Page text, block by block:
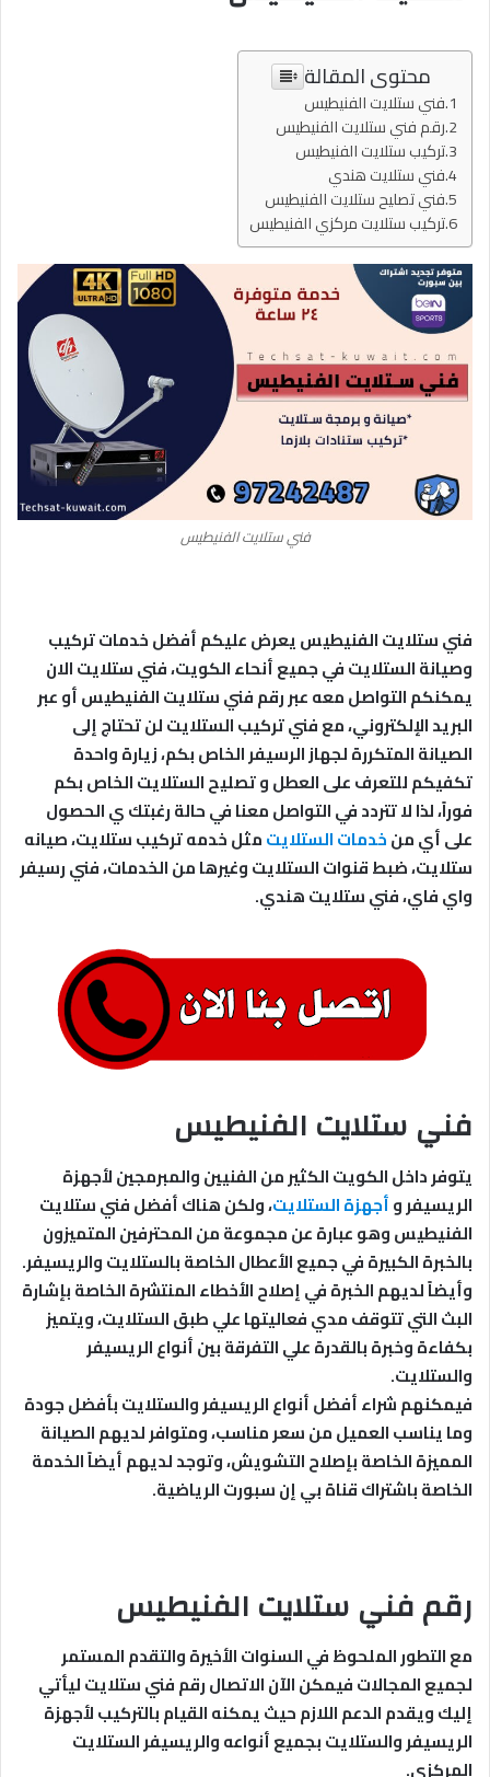
محتوى المقالة
فني ستلايت الفنيطيس
رقم فني ستلايت الفنيطيس
تركيب ستلايت الفنيطيس
فني ستلايت هندي
فني تصليح ستلايت الفنيطيس
تركيب ستلايت مركزي الفنيطيس
فني ستلايت الفنيطيس
فني ستلايت الفنيطيس يعرض عليكم أفضل خدمات تركيب
وصيانة الستلايت في جميع أنحاء الكويت، فني ستلايت الان
يمكنكم التواصل معه عبر رقم فني ستلايت الفنيطيس أو عبر
البريد الإلكتروني، مع فني تركيب الستلايت لن تحتاج إلى
الصيانة المتكررة لجهاز الرسيفر الخاص بكم، زيارة واحدة
تكفيكم للتعرف على العطل و تصليح الستلايت الخاص بكم
فوراً، لذا لا تتردد في التواصل معنا في حالة رغبتك ي الحصول
على أي منخدمات الستلايتمثل خدمه تركيب ستلايت، صيانه
ستلايت، ضبط قنوات الستلايت وغيرها من الخدمات، فني رسيفر
واي فاي، فني ستلايت هندي.
فني ستلايت الفنيطيس
يتوفر داخل الكويت الكثير من الفنيين والمبرمجين لأجهزة
الريسيفر وأجهزة الستلايت، ولكن هناك أفضل فني ستلايت
الفنيطيس وهو عبارة عن مجموعة من المحترفين المتميزون
بالخبرة الكبيرة في جميع الأعطال الخاصة بالستلايت والريسيفر.
وأيضاً لديهم الخبرة في إصلاح الأخطاء المنتشرة الخاصة بإشارة
البث التي تتوقف مدي فعاليتها علي طبق الستلايت، ويتميز
بكفاءة وخبرة بالقدرة علي التفرقة بين أنواع الريسيفر
والستلايت.
فيمكنهم شراء أفضل أنواع الريسيفر والستلايت بأفضل جودة
وما يناسب العميل من سعر مناسب، ومتوافر لديهم الصيانة
المميزة الخاصة بإصلاح التشويش، وتوجد لديهم أيضاً الخدمة
الخاصة باشتراك قناة بي إن سبورت الرياضية.
رقم فني ستلايت الفنيطيس
مع التطور الملحوظ في السنوات الأخيرة والتقدم المستمر
لجميع المجالات فيمكن الآن الاتصال رقم فني ستلايت ليأتي
إليك ويقدم الدعم اللازم حيث يمكنه القيام بالتركيب لأجهزة
الريسيفر والستلايت بجميع أنواعه والريسيفر الستلايت
المركزي.